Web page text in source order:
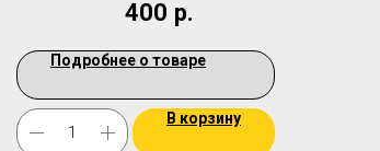
400 р.
Подробнее о товаре
В корзину